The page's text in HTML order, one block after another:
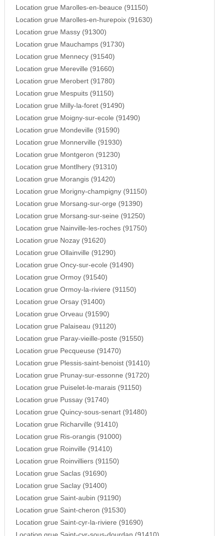
Location grue Marolles-en-beauce (91150)
Location grue Marolles-en-hurepoix (91630)
Location grue Massy (91300)
Location grue Mauchamps (91730)
Location grue Mennecy (91540)
Location grue Mereville (91660)
Location grue Merobert (91780)
Location grue Mespuits (91150)
Location grue Milly-la-foret (91490)
Location grue Moigny-sur-ecole (91490)
Location grue Mondeville (91590)
Location grue Monnerville (91930)
Location grue Montgeron (91230)
Location grue Montlhery (91310)
Location grue Morangis (91420)
Location grue Morigny-champigny (91150)
Location grue Morsang-sur-orge (91390)
Location grue Morsang-sur-seine (91250)
Location grue Nainville-les-roches (91750)
Location grue Nozay (91620)
Location grue Ollainville (91290)
Location grue Oncy-sur-ecole (91490)
Location grue Ormoy (91540)
Location grue Ormoy-la-riviere (91150)
Location grue Orsay (91400)
Location grue Orveau (91590)
Location grue Palaiseau (91120)
Location grue Paray-vieille-poste (91550)
Location grue Pecqueuse (91470)
Location grue Plessis-saint-benoist (91410)
Location grue Prunay-sur-essonne (91720)
Location grue Puiselet-le-marais (91150)
Location grue Pussay (91740)
Location grue Quincy-sous-senart (91480)
Location grue Richarville (91410)
Location grue Ris-orangis (91000)
Location grue Roinville (91410)
Location grue Roinvilliers (91150)
Location grue Saclas (91690)
Location grue Saclay (91400)
Location grue Saint-aubin (91190)
Location grue Saint-cheron (91530)
Location grue Saint-cyr-la-riviere (91690)